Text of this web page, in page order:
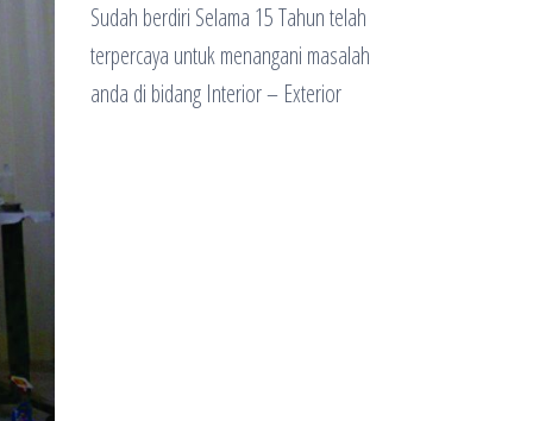
Sudah berdiri Selama 15 Tahun telah
terpercaya untuk menangani masalah
anda di bidang Interior – Exterior